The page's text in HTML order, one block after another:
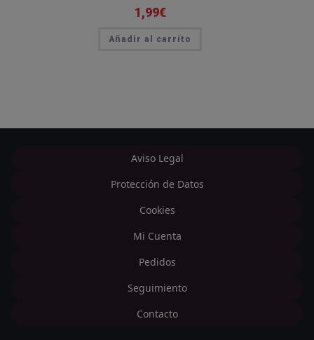
1,99€
Añadir al carrito
Aviso Legal
Protección de Datos
Cookies
Mi Cuenta
Pedidos
Seguimiento
Contacto